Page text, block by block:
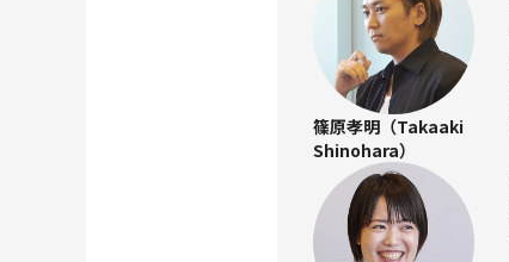
篠原孝明（Takaaki
Shinohara）